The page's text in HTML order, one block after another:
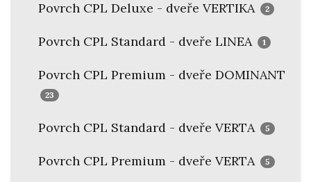
Povrch CPL Deluxe - dveře VERTIKA 2
Povrch CPL Standard - dveře LINEA 1
Povrch CPL Premium - dveře DOMINANT
23
Povrch CPL Standard - dveře VERTA 5
Povrch CPL Premium - dveře VERTA 5